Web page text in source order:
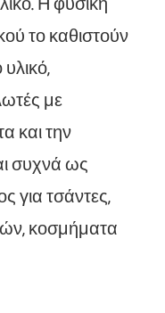
το καθιστούν
με
και την
συχνά ως
για τσάντες,
κοσμήματα